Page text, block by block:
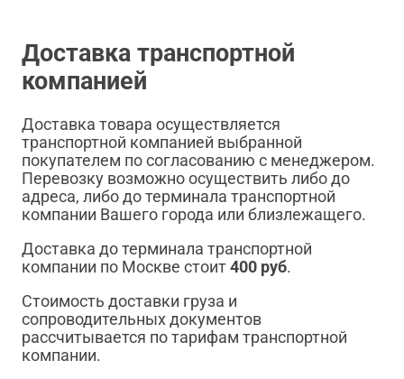
Доставка транспортной
компанией
Доставка товара осуществляется
транспортной компанией выбранной
покупателем по согласованию с менеджером.
Перевозку возможно осуществить либо до
адреса, либо до терминала транспортной
компании Вашего города или близлежащего.
Доставка до терминала транспортной
компании по Москве стоит400 руб.
Стоимость доставки груза и
сопроводительных документов
рассчитывается по тарифам транспортной
компании.